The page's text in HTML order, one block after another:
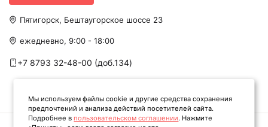
Пятигорск, Бештаугорское шоссе 23
ежедневно, 9:00 - 18:00
+7 8793 32-48-00 (доб.134)
Мы используем файлы cookie и другие средства сохранения
предпочтений и анализа действий посетителей сайта.
Подробнее впользовательском соглашении. Нажмите